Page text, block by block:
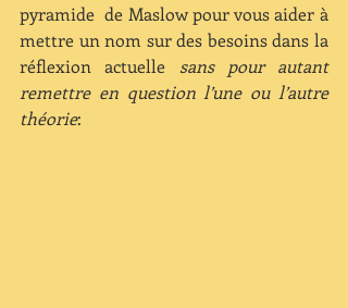
pyramide  de Maslow pour vous aider à
mettre un nom sur des besoins dans la
réflexion actuelle sans pour autant
remettre en question l’une ou l’autre
théorie: